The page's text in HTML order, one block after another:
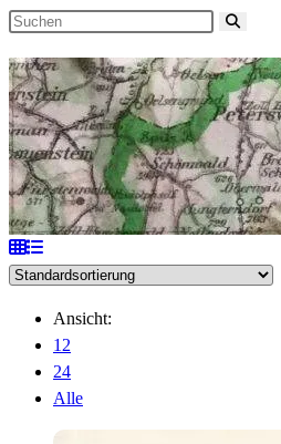
Diese
durchsuchen
Ansicht:
12
24
Alle